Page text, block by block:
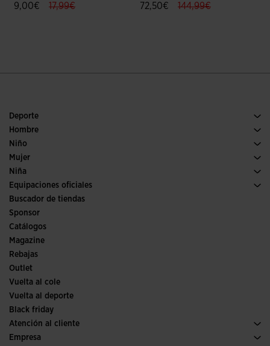
9,00€ label.price.reduced.from
17,99€label.price.to 72,50€ 144,99€label.price.to
Deporte
Running
Pádel
Fútbol
Trail running
Tenis
Hombre
Calzado Hombre
Deporte
Niño
Ver todo ropa niño
Mujer
Ropa Mujer
Deporte
Niña
Ver todo ropa niña
Equipaciones oficiales
Fútbol
Fútbol sala
Comités y Federaciones
Ediciones especiales
Buscador de tiendas
Sponsor
Catálogos
Magazine
Rebajas
Outlet
Vuelta al cole
Vuelta al deporte
Black friday
Atención al cliente
Condiciones de compra
Empresa